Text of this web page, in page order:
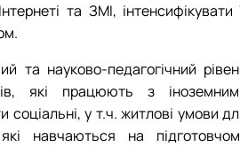
та ЗМІ, інтенсифікувати
та науково-педагогічний
які працюють з
соціальні, у т.ч. житлові умови
які навчаються на